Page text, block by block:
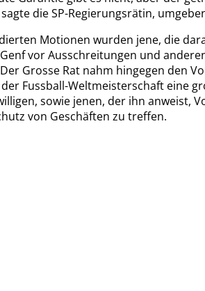
die SP-Regierungsrätin,
Motionen wurden jene, die
vor Ausschreitungen und
Grosse Rat nahm hingegen den
Fussball-Weltmeisterschaft eine
sowie jenen, der ihn anweist,
von Geschäften zu treffen.